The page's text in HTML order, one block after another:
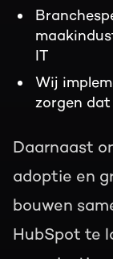
IT
Wij
zorgen
Daarnaast
adoptie en
bouwen
HubSpot te